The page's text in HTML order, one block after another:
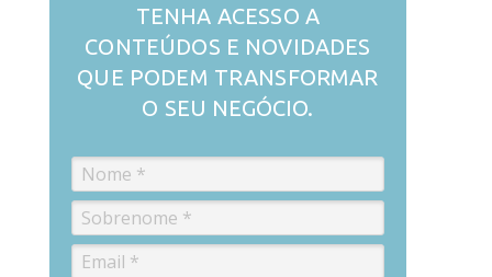
TENHA ACESSO A
CONTEÚDOS E NOVIDADES
QUE PODEM TRANSFORMAR
O SEU NEGÓCIO.